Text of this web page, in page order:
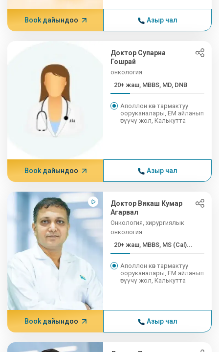
Book дайындоо Азыр чал
Доктор Супарна
Гошрай
онкология
20+ жаш, MBBS, MD, DNB
Аполлон көп тармактуу
ооруканалары, EM айланып
өтүүчү жол, Калькутта
Book дайындоо Азыр чал
Доктор Викаш Кумар
Агарвал
Онкология, хирургиялык
онкология
20+ жаш, MBBS, MS (Cal)...
Аполлон көп тармактуу
ооруканалары, EM айланып
өтүүчү жол, Калькутта
Book дайындоо Азыр чал